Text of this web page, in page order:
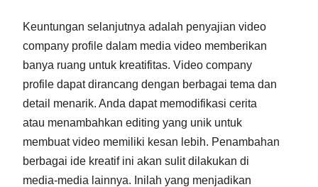
Keuntungan selanjutnya adalah penyajian video
company profile dalam media video memberikan
banya ruang untuk kreatifitas. Video company
profile dapat dirancang dengan berbagai tema dan
detail menarik. Anda dapat memodifikasi cerita
atau menambahkan editing yang unik untuk
membuat video memiliki kesan lebih. Penambahan
berbagai ide kreatif ini akan sulit dilakukan di
media-media lainnya. Inilah yang menjadikan